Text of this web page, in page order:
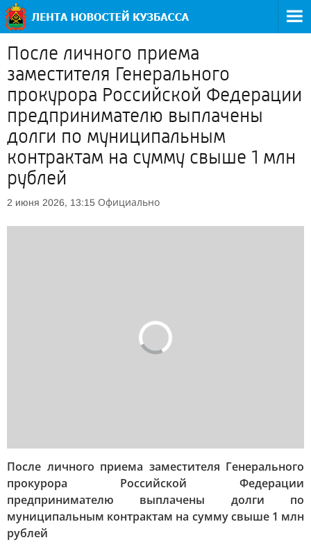
После личного приема
заместителя Генерального
прокурора Российской Федерации
предпринимателю выплачены
долги по муниципальным
контрактам на сумму свыше 1 млн
рублей
2 июня 2026, 13:15 Официально
После личного приема заместителя Генерального
прокурора Российской Федерации
предпринимателю выплачены долги по
муниципальным контрактам на сумму свыше 1 млн
рублей